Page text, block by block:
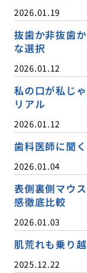
2026.01.19
抜歯か非抜歯
な選択
2026.01.12
私の口が私じ
リアル
2026.01.12
歯科医師に聞
2026.01.04
表側裏側マウ
感徹底比較
2026.01.03
肌荒れも乗り
2025.12.22